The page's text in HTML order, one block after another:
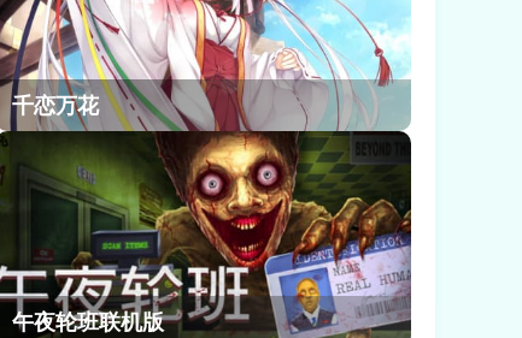
千恋万花
午夜轮班联机版